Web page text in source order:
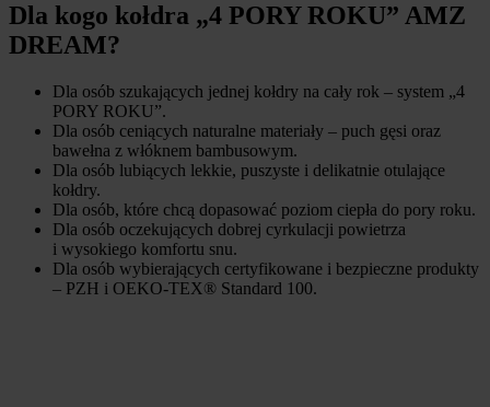
Dla kogo kołdra „4 PORY ROKU” AMZ
DREAM?
Dla osób szukających jednej kołdry na cały rok – system „4
PORY ROKU”.
Dla osób ceniących naturalne materiały – puch gęsi oraz
bawełna z włóknem bambusowym.
Dla osób lubiących lekkie, puszyste i delikatnie otulające
kołdry.
Dla osób, które chcą dopasować poziom ciepła do pory roku.
Dla osób oczekujących dobrej cyrkulacji powietrza
i wysokiego komfortu snu.
Dla osób wybierających certyfikowane i bezpieczne produkty
– PZH i OEKO-TEX® Standard 100.